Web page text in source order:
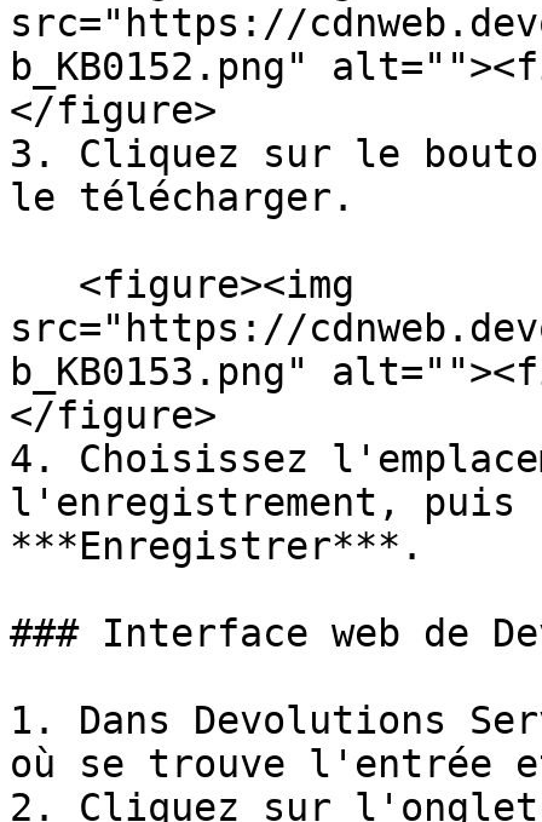
src="https://
b_KB0152.png"
</figure>
3. Cliquez sur le
le télécharger.
src="https://
b_KB0153.png"
</figure>
4. Choisissez
l'enregistrement, puis
***Enregistrer***.
### Interface web de
1. Dans Devolutions
où se trouve l'entrée
2. Cliquez sur